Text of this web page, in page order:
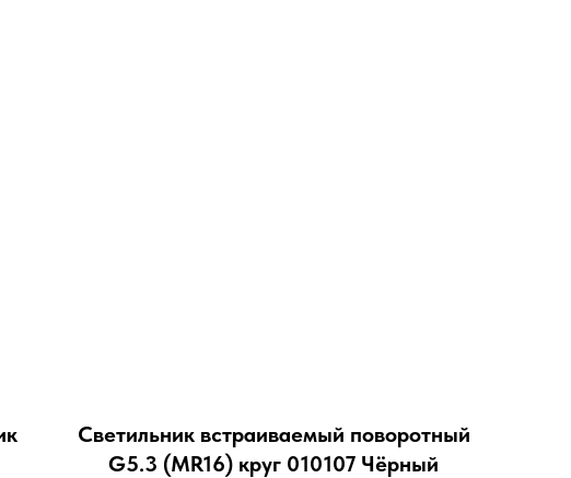
Светильник встраиваемый поворотный
G5.3 (MR16) круг 010107 Чёрный